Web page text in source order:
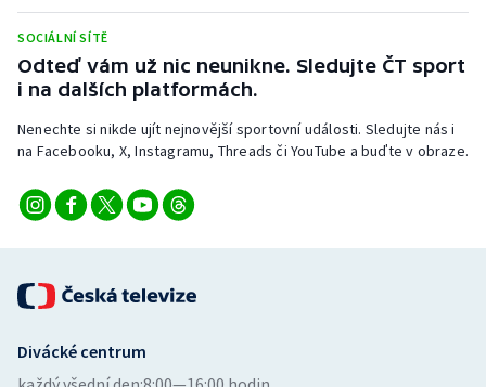
Triatlon
Vodní slalom
Volejbal
SOCIÁLNÍ SÍTĚ
Odteď vám už nic neunikne. Sledujte ČT sport
i na dalších platformách.
Nenechte si nikde ujít nejnovější sportovní události. Sledujte nás i
na Facebooku, X, Instagramu, Threads či YouTube a buďte v obraze.
Divácké centrum